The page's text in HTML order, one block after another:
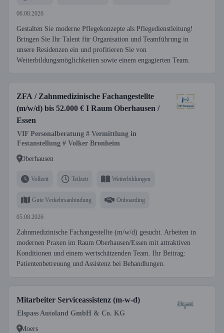
06.08.2026
Gestalten Sie moderne Pflegekonzepte als Pflegedienstleitung!
Bringen Sie Ihr Talent für Organisation und Teamführung in
unsere Residenzen ein und profitieren Sie von
Weiterbildungsmöglichkeiten sowie einem engagierten Team.
ZFA / Zahnmedizinische Fachangestellte
(m/w/d) bis 52.000 € I Raum Oberhausen /
Essen
VIF Personalberatung # Vermittlung in
Festanstellung # Volker Bronheim
Oberhausen
Vollzeit Teilzeit Weiterbildungen
Gute Verkehrsanbindung Onboarding
05.08.2026
Zahnmedizinische Fachangestellte (m/w/d) gesucht. Arbeiten in
modernen Praxen im Raum Oberhausen/Essen mit attraktiven
Konditionen und einem wertschätzenden Team. Ihr Beitrag:
Patientenbetreuung und Assistenz bei Behandlungen.
Mitarbeiter Serviceassistenz (m-w-d)
Elspass Autoland GmbH & Co. KG
Moers